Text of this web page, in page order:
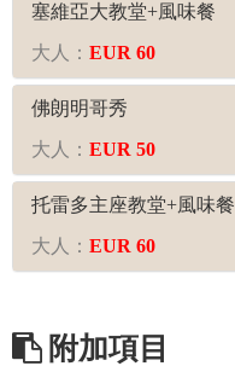
塞維亞大教堂+風味餐
大人： EUR 60
佛朗明哥秀
大人： EUR 50
托雷多主座教堂+風味餐
大人： EUR 60
附加項目